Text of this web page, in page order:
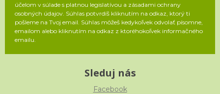
účelom v súlade s platnou legislatívou a zásadami ochrany
osobných údajov. Súhlas potvrdíš kliknutím na odkaz, ktorý ti
pošleme na Tvoj email. Súhlas môžeš kedykoľvek odvolať písomne,
emailom alebo kliknutím na odkaz z ktoréhokoľvek informačného
emailu.
Sleduj nás
Facebook